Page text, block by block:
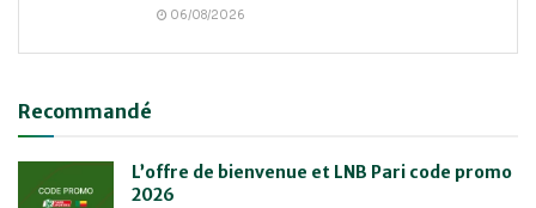
06/08/2026
Recommandé
L’offre de bienvenue et LNB Pari code promo
2026